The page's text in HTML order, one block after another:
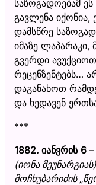
საზოგადოებამ
გავლენა
დამსწრე
იმაზე ლაპარაკი,
გვერდი
რეცენზენტებს…
დაგანახოთ
და ხედავენ
***
1882. იანვრის 6 –
(იონა
მოჩხუბარიძის„